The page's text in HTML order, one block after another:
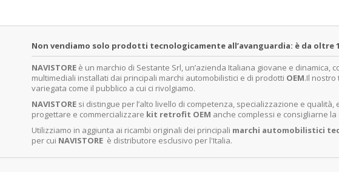
Non vendiamo solo prodotti tecnologicamente all’avanguardia: è da
NAVISTORE è un marchio di Sestante Srl, un’azienda Italiana giovane e dinamica,
multimediali installati dai principali marchi automobilistici e di prodotti OEM.Il
variegata come il pubblico a cui ci rivolgiamo.
NAVISTORE si distingue per l’alto livello di competenza, specializzazione e
progettare e commercializzare kit retrofit OEM anche complessi e consigliarne
Utilizziamo in aggiunta ai ricambi originali dei principali marchi automobilistici
per cui NAVISTORE è distributore esclusivo per l'Italia.